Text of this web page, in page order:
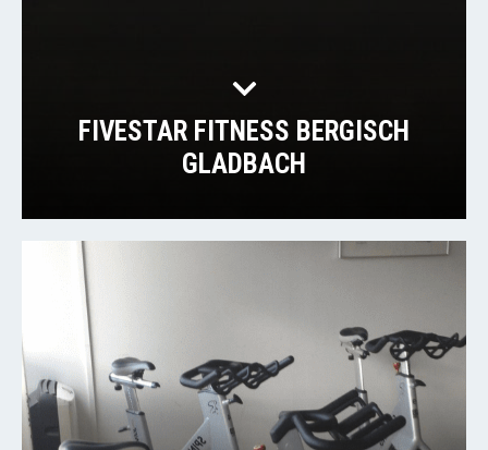
FIVESTAR FITNESS BERGISCH
GLADBACH